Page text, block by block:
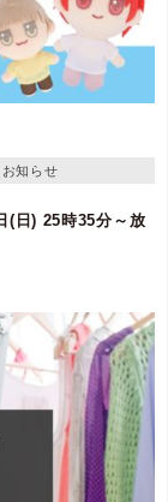
お知らせ
(日) 25時35分～放